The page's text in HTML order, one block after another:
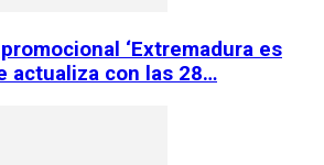
‘Extremadura es
actualiza con las 28…